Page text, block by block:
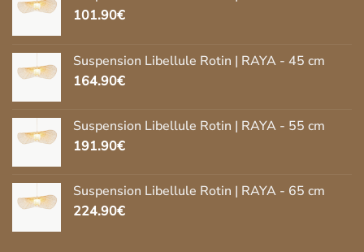
101.90€
Suspension Libellule Rotin | RAYA - 45 cm
164.90€
Suspension Libellule Rotin | RAYA - 55 cm
191.90€
Suspension Libellule Rotin | RAYA - 65 cm
224.90€